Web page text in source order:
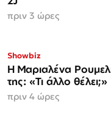
πριν 3 ώρες
Showbiz
H Μαριαλένα
της: «Τι άλλο θέλει;»
πριν 4 ώρες